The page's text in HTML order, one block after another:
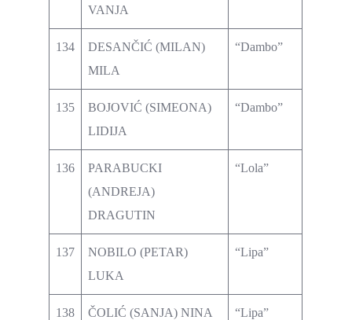
VANJA
134
DESANČIĆ (MILAN)
MILA
“Dambo”
135
BOJOVIĆ (SIMEONA)
LIDIJA
“Dambo”
136
PARABUCKI
(ANDREJA)
DRAGUTIN
“Lola”
137
NOBILO (PETAR)
LUKA
“Lipa”
138 ČOLIĆ (SANJA) NINA “Lipa”